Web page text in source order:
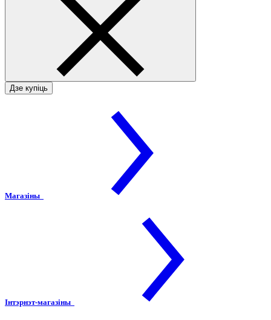
Дзе купіць
Магазіны
Інтэрнэт-магазіны